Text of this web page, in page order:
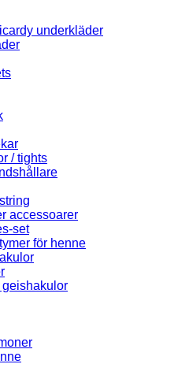
underkläder
/ tights
accessoarer
set
för henne